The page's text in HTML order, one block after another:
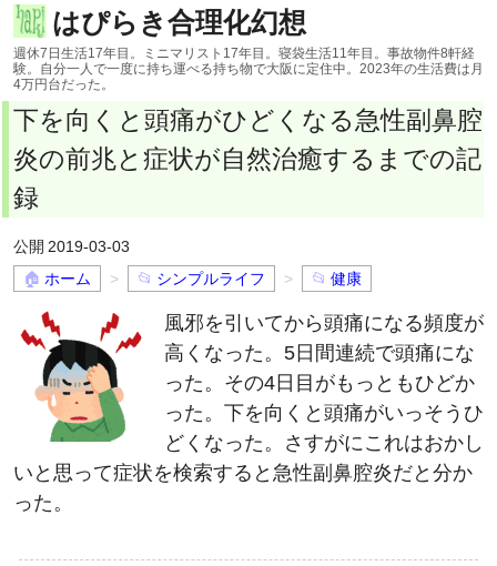
はぴらき合理化幻想
週休7日生活17年目。ミニマリスト17年目。寝袋生活11年目。事故物件8軒経
験。自分一人で一度に持ち運べる持ち物で大阪に定住中。2023年の生活費は月
4万円台だった。
下を向くと頭痛がひどくなる急性副鼻腔
炎の前兆と症状が自然治癒するまでの記
録
2019-03-03
ホーム
シンプルライフ 健康
風邪を引いてから頭痛になる頻度が
高くなった。5日間連続で頭痛にな
った。その4日目がもっともひどか
った。下を向くと頭痛がいっそうひ
どくなった。さすがにこれはおかし
いと思って症状を検索すると急性副鼻腔炎だと分か
った。